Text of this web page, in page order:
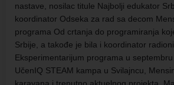
nastave, nosilac titule Najbolji edukator
koordinator Odseka za rad sa decom
programa Od crtanja do programiranja
Srbije, a takođe je bila i koordinator
Eksperimentarijum programa u
UčenIQ STEAM kampa u Svilajncu,
karavana i trenutno aktuelnog projekta